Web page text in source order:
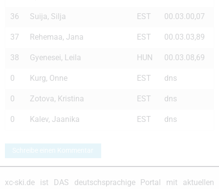
36 Suija, Silja EST 00.03.00,07
37 Rehemaa, Jana EST 00.03.03,89
38 Gyenesei, Leila HUN 00.03.08,69
0 Kurg, Onne EST dns
0 Zotova, Kristina EST dns
0 Kalev, Jaanika EST dns
Schreibe einen Kommentar
xc-ski.de ist DAS deutschsprachige Portal mit aktuellen